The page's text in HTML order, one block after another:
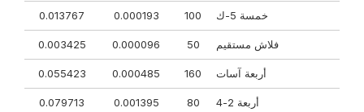
خمسة 5-ك 100
0.000193
0.013767
فلاش مستقيم 50
0.000096
0.003425
أربعة آسات 160
0.000485
0.055423
أربعة 2-4 80
0.001395
0.079713